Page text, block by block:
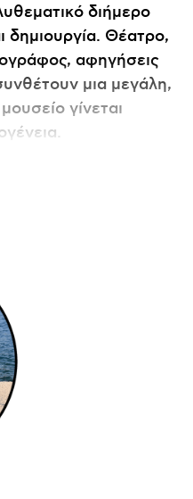
διήμερο
δημιουργία. Θέατρο,
αφηγήσεις
μια μεγάλη,
γίνεται